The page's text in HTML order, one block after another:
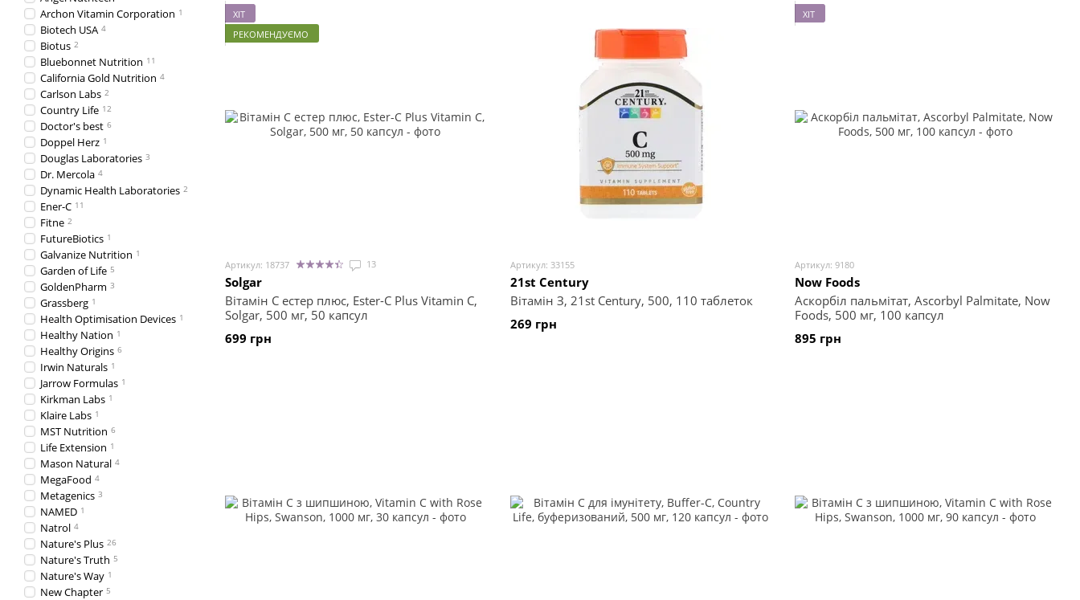
ХІТ
РЕКОМЕНДУЄМО
Артикул: 18737 13
Solgar
Вітамін С естер плюс, Ester-C Plus Vitamin C,
Solgar, 500 мг, 50 капсул
699 грн
Артикул: 33155
21st Century
Вітамін З, 21st Century, 500, 110 таблеток
269 грн
ХІТ
Артикул: 9180
Now Foods
Аскорбіл пальмітат, Ascorbyl Palmitate, Now
Foods, 500 мг, 100 капсул
895 грн
Archon Vitamin Corporation 1
Biotech USA 4
Biotus 2
Bluebonnet Nutrition 11
California Gold Nutrition 4
Carlson Labs 2
Country Life 12
Doctor's best 6
Doppel Herz 1
Douglas Laboratories 3
Dr. Mercola 4
Dynamic Health Laboratories 2
Ener-C 11
Fitne 2
FutureBiotics 1
Galvanize Nutrition 1
Garden of Life 5
GoldenPharm 3
Grassberg 1
Health Optimisation Devices 1
Healthy Nation 1
Healthy Origins 6
Irwin Naturals 1
Jarrow Formulas 1
Kirkman Labs 1
Klaire Labs 1
MST Nutrition 6
Life Extension 1
Mason Natural 4
MegaFood 4
Metagenics 3
NAMED 1
Natrol 4
Nature's Plus 26
Nature's Truth 5
Nature's Way 1
New Chapter 5